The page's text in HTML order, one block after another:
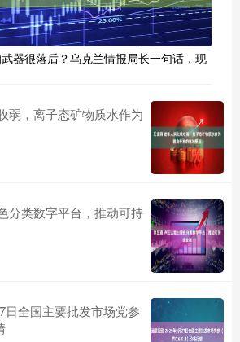
器很落后？乌克兰情报局长一句话，现
弱，离子态矿物质水作为
分类数字平台，推动可持
日全国主要批发市场党参